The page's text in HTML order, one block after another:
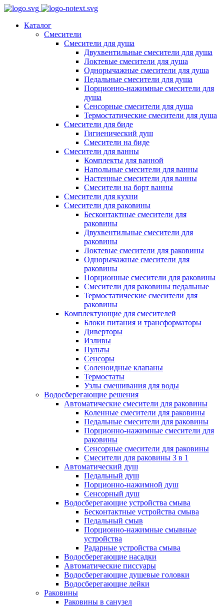
Каталог
Смесители
Смесители для душа
Двухвентильные смесители для душа
Локтевые смесители для душа
Однорычажные смесители для душа
Педальные смесители для душа
Порционно-нажимные смесители для
душа
Сенсорные смесители для душа
Термостатические смесители для душа
Смесители для биде
Гигиенический душ
Смесители на биде
Смесители для ванны
Комплекты для ванной
Напольные смесители для ванны
Настенные смесители для ванны
Смесители на борт ванны
Смесители для кухни
Смесители для раковины
Бесконтактные смесители для
раковины
Двухвентильные смесители для
раковины
Локтевые смесители для раковины
Однорычажные смесители для
раковины
Порционные смесители для раковины
Смесители для раковины педальные
Термостатические смесители для
раковины
Комплектующие для смесителей
Блоки питания и трансформаторы
Диверторы
Изливы
Пульты
Сенсоры
Соленоидные клапаны
Термостаты
Узлы смешивания для воды
Водосберегающие решения
Автоматические смесители для раковины
Коленные смесители для раковины
Педальные смесители для раковины
Порционно-нажимные смесители для
раковины
Сенсорные смесители для раковины
Смесители для раковины 3 в 1
Автоматический душ
Педальный душ
Порционно-нажимной душ
Сенсорный душ
Водосберегающие устройства смыва
Бесконтактные устройства смыва
Педальный смыв
Порционно-нажимные смывные
устройства
Радарные устройства смыва
Водосберегающие насадки
Автоматические писсуары
Водосберегающие душевые головки
Водосберегающие лейки
Раковины
Раковины в санузел